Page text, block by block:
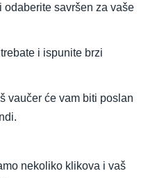
odaberite savršen za vaše
i ispunite brzi
vaučer će vam biti poslan
nekoliko klikova i vaš